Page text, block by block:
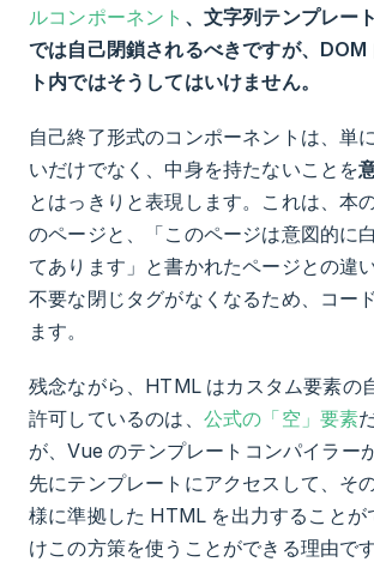
ルコンポーネント 、文字列テンプレー
では自己閉鎖されるべきですが、DOM
ト内ではそうしてはいけません。
自己終了形式のコンポーネントは、単
いだけでなく、中身を持たないことを
とはっきりと表現します。これは、本
のページと、「このページは意図的に
てあります」と書かれたページとの違
不要な閉じタグがなくなるため、コー
ます。
残念ながら、HTML はカスタム要素の
許可しているのは、 公式の「空」要素
が、Vue のテンプレートコンパイラー
先にテンプレートにアクセスして、そ
様に準拠した HTML を出力することが
けこの方策を使うことができる理由です